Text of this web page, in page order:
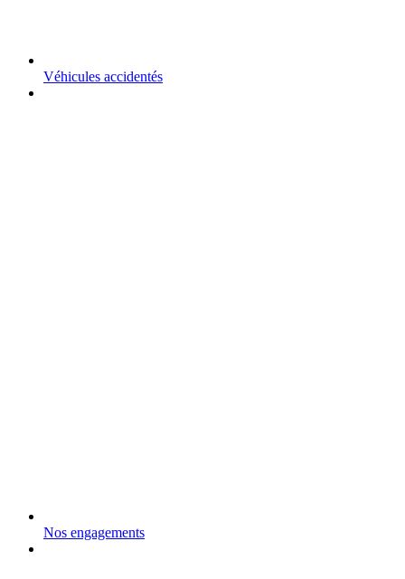
Véhicules accidentés
Nos engagements